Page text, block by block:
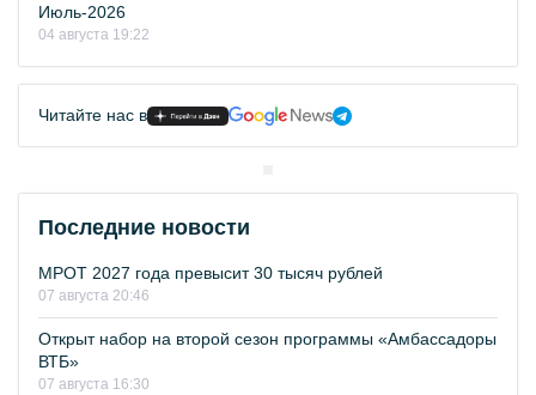
Июль-2026
04 августа 19:22
Читайте нас в
Последние новости
МРОТ 2027 года превысит 30 тысяч рублей
07 августа 20:46
Открыт набор на второй сезон программы «Амбассадоры
ВТБ»
07 августа 16:30